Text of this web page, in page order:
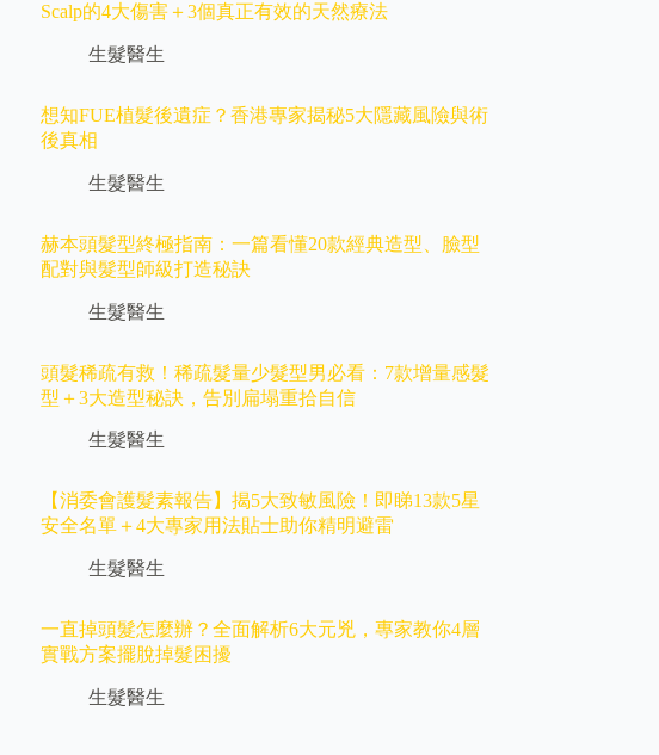
Scalp的4大傷害＋3個真正有效的天然療法
生髮醫生
想知FUE植髮後遺症？香港專家揭秘5大隱藏風險與術
後真相
生髮醫生
赫本頭髮型終極指南：一篇看懂20款經典造型、臉型
配對與髮型師級打造秘訣
生髮醫生
頭髮稀疏有救！稀疏髮量少髮型男必看：7款增量感髮
型＋3大造型秘訣，告別扁塌重拾自信
生髮醫生
【消委會護髮素報告】揭5大致敏風險！即睇13款5星
安全名單＋4大專家用法貼士助你精明避雷
生髮醫生
一直掉頭髮怎麼辦？全面解析6大元兇，專家教你4層
實戰方案擺脫掉髮困擾
生髮醫生